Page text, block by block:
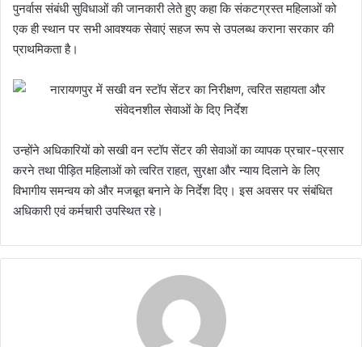
पुनर्वास संबंधी सुविधाओं की जानकारी लेते हुए कहा कि संकटग्रस्त महिलाओं को
एक ही स्थान पर सभी आवश्यक सेवाएं सहज रूप से उपलब्ध कराना सरकार की
प्राथमिकता है।
उन्होंने अधिकारियों को सखी वन स्टॉप सेंटर की सेवाओं का व्यापक प्रचार-प्रसार
करने तथा पीड़ित महिलाओं को त्वरित राहत, सुरक्षा और न्याय दिलाने के लिए
विभागीय समन्वय को और मजबूत बनाने के निर्देश दिए। इस अवसर पर संबंधित
अधिकारी एवं कर्मचारी उपस्थित रहे।